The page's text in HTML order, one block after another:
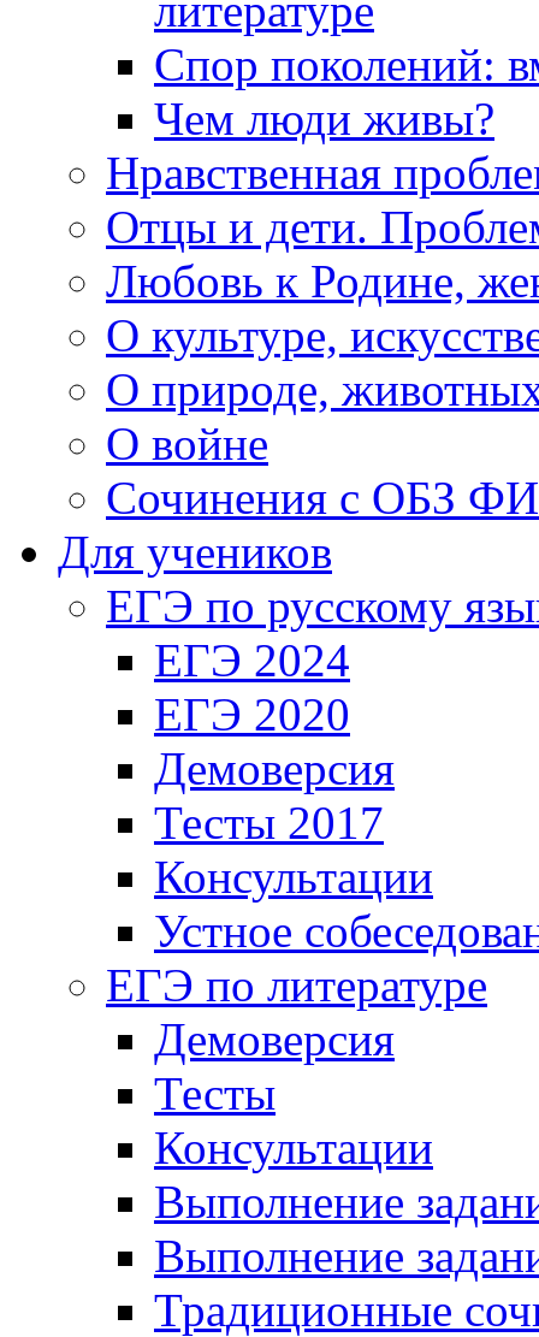
Спор поколений:
Чем люди живы?
Нравственная
Отцы и дети.
Любовь к Родине,
О культуре,
О природе,
О войне
Сочинения с ОБЗ
Для учеников
ЕГЭ по русскому
ЕГЭ 2024
ЕГЭ 2020
Демоверсия
Тесты 2017
Консультации
Устное
ЕГЭ по литературе
Демоверсия
Тесты
Консультации
Выполнение
Выполнение
Традиционные